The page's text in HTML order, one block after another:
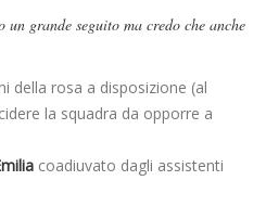
grande seguito ma credo che anche
della rosa a disposizione (al
la squadra da opporre a
coadiuvato dagli assistenti